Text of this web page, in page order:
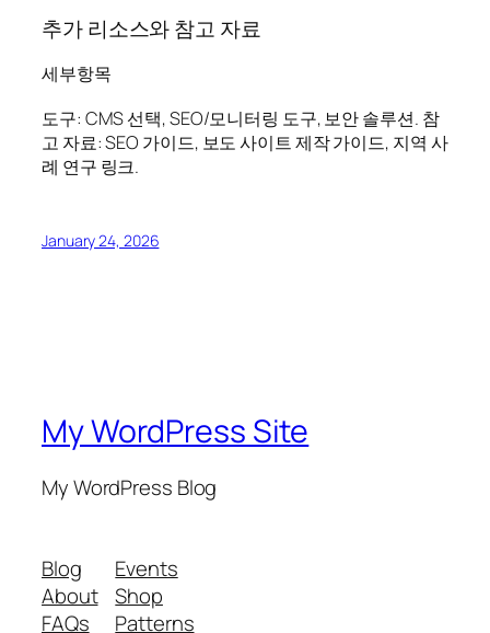
추가 리소스와 참고 자료
세부항목
도구: CMS 선택, SEO/모니터링 도구, 보안 솔루션. 참
고 자료: SEO 가이드, 보도 사이트 제작 가이드, 지역 사
례 연구 링크.
January 24, 2026
My WordPress Site
My WordPress Blog
Blog
About
FAQs
Events
Shop
Patterns